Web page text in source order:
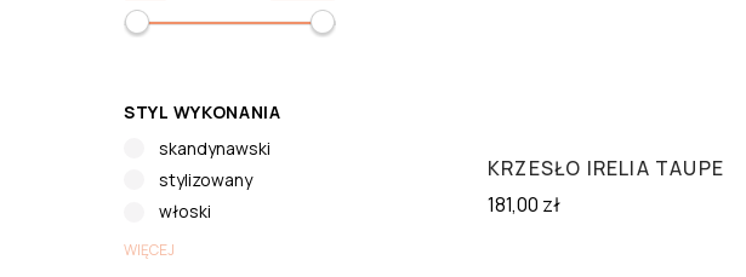
STYL WYKONANIA
skandynawski
stylizowany
włoski
WIĘCEJ
KRZESŁO IRELIA TAUPE
181,00 zł